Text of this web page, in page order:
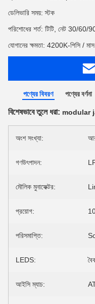
ডেলিভারি সময়: স্টক
পরিশোধের শর্ত: টিটি, নেট 30/60/
যোগানের ক্ষমতা: 4200K-পিসি / মাস
পণ্যের বিবরণ পণ্যের বর্ণনা
বিশেষভাবে তুলে ধরা: modular
অংশ সংখ্যা:
গণউৎপাদন:
মৌলিক মুনাফেক্টর:
প্রয়োগ:
পরিসমাপ্তি:
LEDS:
আইসি ম্যাচ: